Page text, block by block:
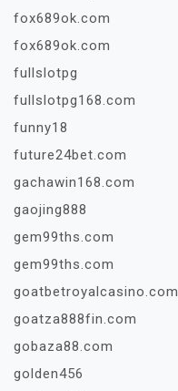
fox689ok.com
fox689ok.com
fullslotpg
fullslotpg168.com
funny18
future24bet.com
gachawin168.com
gaojing888
gem99ths.com
gem99ths.com
goatbetroyalcasino.com
goatza888fin.com
gobaza88.com
golden456